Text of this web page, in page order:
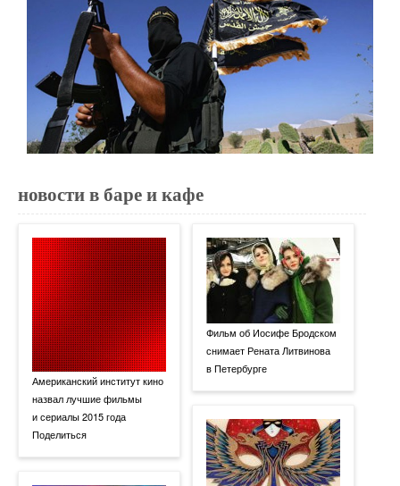
новости в баре и кафе
Американский институт кино
назвал лучшие фильмы
и сериалы 2015 года
Поделиться
Фильм об Иосифе Бродском
снимает Рената Литвинова
в Петербурге